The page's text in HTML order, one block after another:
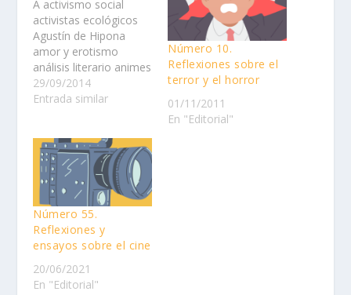
A activismo social
activistas ecológicos
Agustín de Hipona
amor y erotismo
análisis literario animes
+ comics + animación
Antigua Grecia
contemporáneo arte e
IA arte mexicano
Arthur Schopenhauer
astronomía Averroes B
Baruch Spinoza
bioética C calaveritas
literarias cambio
climático capitalismo
Cicerón ciencia ficción
ciencia y tecnología
29/09/2014
Entrada similar
Número 10.
Reflexiones sobre el
terror y el horror
01/11/2011
En "Editorial"
Número 55.
Reflexiones y
ensayos sobre el cine
20/06/2021
En "Editorial"